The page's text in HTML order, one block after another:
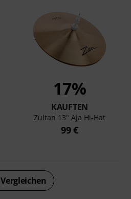
17%
KAUFTEN
Zultan 13" Aja Hi-Hat
99 €
Vergleichen